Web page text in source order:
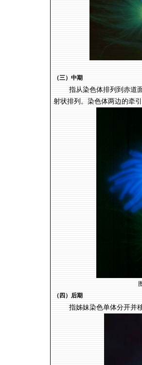
（三）中期
指从染色体排列到赤道
射状排列。染色体两边的牵
（四）后期
指姊妹染色单体分开并